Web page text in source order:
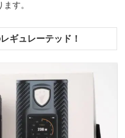
す。
ギュレーテッド！